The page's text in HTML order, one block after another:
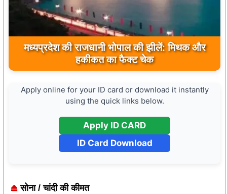
मध्यप्रदेश की राजधानी भोपाल की झीलें: मिथक और
हकीकत का फैक्ट चेक
Apply online for your ID card or download it instantly
using the quick links below.
Apply ID CARD
ID Card Download
सोना / चांदी की कीमत